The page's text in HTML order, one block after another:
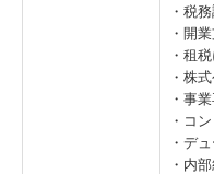
FXクラウドシリーズ
・税
・開
・租
・株
・事
・コ
・デ
・内